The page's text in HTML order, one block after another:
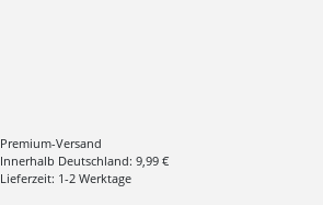
Premium-Versand
Innerhalb Deutschland: 9,99 €
Lieferzeit: 1-2 Werktage